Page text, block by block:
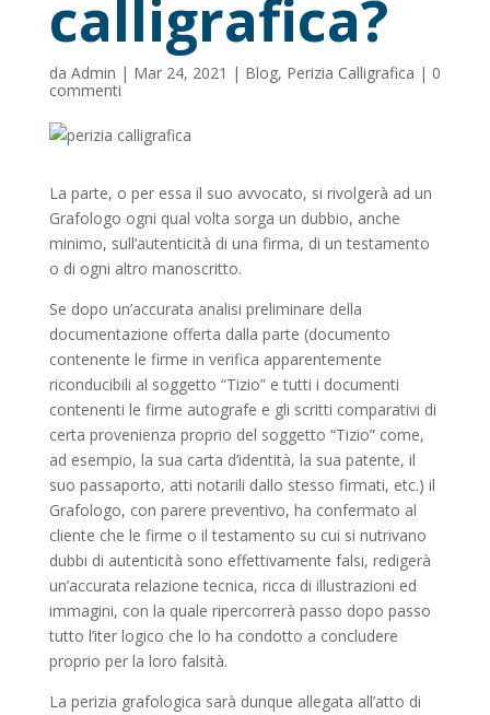
calligrafica?
da Admin | Mar 24, 2021 | Blog, Perizia Calligrafica | 0
commenti
La parte, o per essa il suo avvocato, si rivolgerà ad un
Grafologo ogni qual volta sorga un dubbio, anche
minimo, sull’autenticità di una firma, di un testamento
o di ogni altro manoscritto.
Se dopo un’accurata analisi preliminare della
documentazione offerta dalla parte (documento
contenente le firme in verifica apparentemente
riconducibili al soggetto “Tizio” e tutti i documenti
contenenti le firme autografe e gli scritti comparativi di
certa provenienza proprio del soggetto “Tizio” come,
ad esempio, la sua carta d’identità, la sua patente, il
suo passaporto, atti notarili dallo stesso firmati, etc.) il
Grafologo, con parere preventivo, ha confermato al
cliente che le firme o il testamento su cui si nutrivano
dubbi di autenticità sono effettivamente falsi, redigerà
un’accurata relazione tecnica, ricca di illustrazioni ed
immagini, con la quale ripercorrerà passo dopo passo
tutto l’iter logico che lo ha condotto a concludere
proprio per la loro falsità.
La perizia grafologica sarà dunque allegata all’atto di